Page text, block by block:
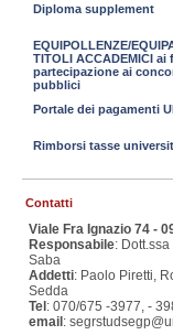
Diploma supplement
EQUIPOLLENZE/
TITOLI ACCADEMICI ai
partecipazione ai
pubblici
Portale dei pagamenti
Rimborsi tasse
Contatti
Viale Fra Ignazio 74 -
Responsabile:
Saba
Addetti: Paolo Piretti,
Sedda
Tel : 070/675 -3977, -
email :